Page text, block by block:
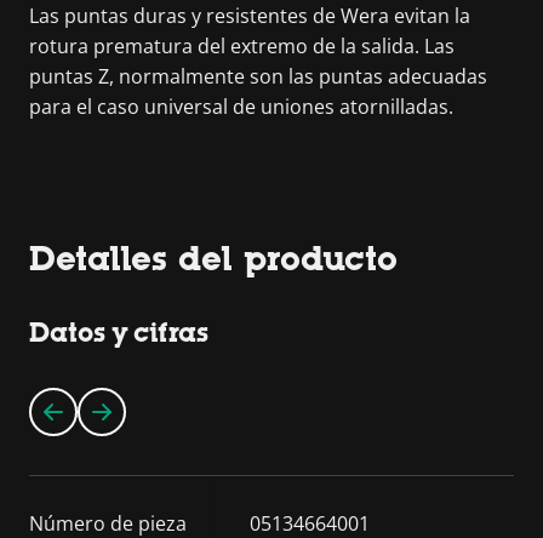
Las puntas duras y resistentes de Wera evitan la
rotura prematura del extremo de la salida. Las
puntas Z, normalmente son las puntas adecuadas
para el caso universal de uniones atornilladas.
Detalles del producto
Datos y cifras
Número de pieza 05134664001